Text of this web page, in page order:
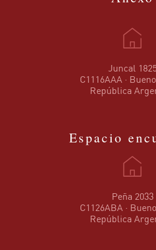
Juncal
C1116AAA ·
República
Espacio
Peña 2033
C1126ABA ·
República